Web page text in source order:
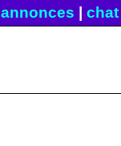
annonces chat|